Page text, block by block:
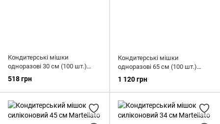
Кондитерські мішки
одноразові 30 см (100 шт.)
Martellato
518 грн
Кондитерські мішки
одноразові 65 см (100 шт.)
Martellato
1 120 грн